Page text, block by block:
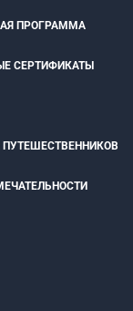
ПРОГРАММА
СЕРТИФИКАТЫ
ПУТЕШЕСТВЕННИКОВ